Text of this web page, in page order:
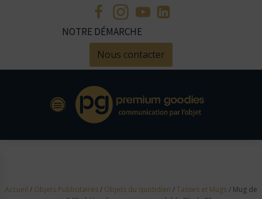
NOTRE DÉMARCHE
Nous contacter
Accueil / Objets Publicitaires/ Objets du quotidien /Tasses et Mugs/ Mug de